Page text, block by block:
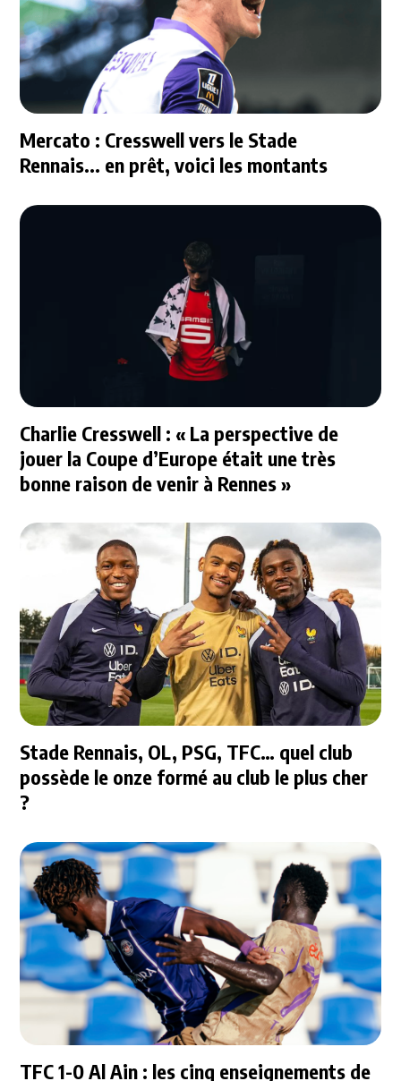
Mercato : Cresswell vers le Stade
Rennais... en prêt, voici les montants
Charlie Cresswell : « La perspective de
jouer la Coupe d’Europe était une très
bonne raison de venir à Rennes »
Stade Rennais, OL, PSG, TFC… quel club
possède le onze formé au club le plus cher
?
TFC 1-0 Al Ain : les cinq enseignements de